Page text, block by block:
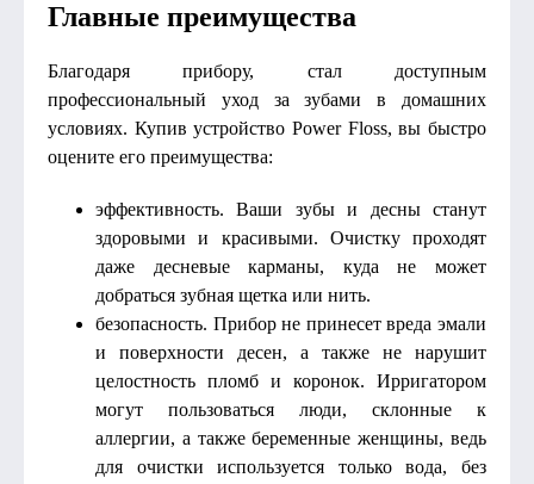
Главные преимущества
Благодаря прибору, стал доступным
профессиональный уход за зубами в домашних
условиях. Купив устройство Power Floss, вы быстро
оцените его преимущества:
эффективность. Ваши зубы и десны станут
здоровыми и красивыми. Очистку проходят
даже десневые карманы, куда не может
добраться зубная щетка или нить.
безопасность. Прибор не принесет вреда эмали
и поверхности десен, а также не нарушит
целостность пломб и коронок. Ирригатором
могут пользоваться люди, склонные к
аллергии, а также беременные женщины, ведь
для очистки используется только вода, без